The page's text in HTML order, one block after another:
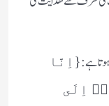
ہے :{اِنَّا
اِلَى